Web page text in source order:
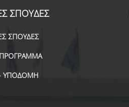
ΣΠΟΥΔΕΣ
ΣΠΟΥΔΕΣ
ΠΡΟΓΡΑΜΜΑ
ΥΠΟΔΟΜΗ